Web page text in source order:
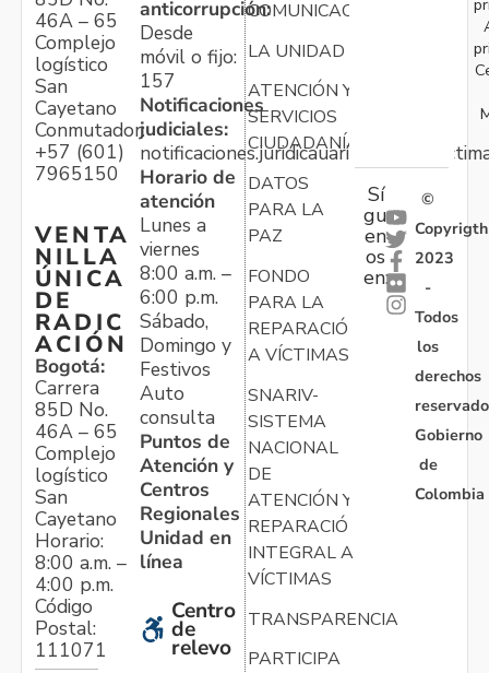
46A – 65
Complejo
logístico
San
Cayetano
Conmutador:
+57 (601)
7965150
VENTA
NILLA
ÚNICA
DE
RADIC
ACIÓN
Bogotá:
Carrera
85D No.
46A – 65
Complejo
logístico
San
Cayetano
Horario:
8:00 a.m. –
4:00 p.m.
Código
Postal:
111071
anticorrupción:
Desde
móvil o fijo:
157
Notificaciones
judiciales:
Horario de
atención
Lunes a
viernes
8:00 a.m. –
6:00 p.m.
Sábado,
Domingo y
Festivos
Auto
consulta
Puntos de
Atención y
Centros
Regionales
Unidad en
línea
Centro
de
relevo
COMUNICACIONES
LA UNIDAD
ATENCIÓN Y
SERVICIOS
CIUDADANÍA
DATOS
PARA LA
PAZ
FONDO
PARA LA
REPARACIÓN
A VÍCTIMAS
SNARIV-
SISTEMA
NACIONAL
DE
ATENCIÓN Y
REPARACIÓN
INTEGRAL A
VÍCTIMAS
TRANSPARENCIA
PARTICIPA
Sí
gu
en
os
en:
©
Copyrigth
2023
-
Todos
los
derechos
Gobierno
de
Colombia